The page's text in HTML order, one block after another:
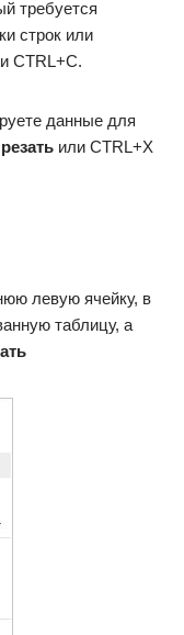
требуется
строк или
CTRL+C.
данные для
или CTRL+X
левую ячейку, в
таблицу, а